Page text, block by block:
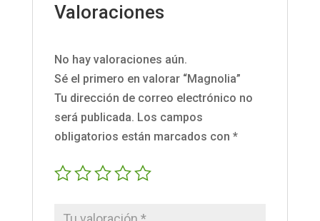
Valoraciones
No hay valoraciones aún.
Sé el primero en valorar “Magnolia”
Tu dirección de correo electrónico no
será publicada. Los campos
obligatorios están marcados con *